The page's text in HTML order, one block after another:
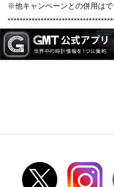
※他キャンペーンとの併用はで